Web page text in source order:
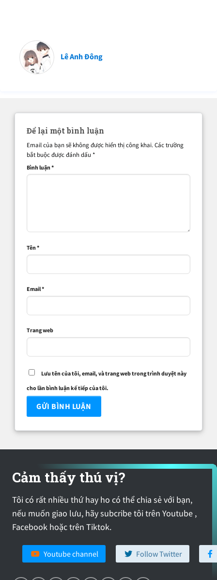
Lê Anh Đông
Để lại một bình luận
Email của bạn sẽ không được hiển thị công khai.Các trường
bắt buộc được đánh dấu *
Bình luận*
Tên*
Email*
Trang web
Lưu tên của tôi, email, và trang web trong trình duyệt này
cho lần bình luận kế tiếp của tôi.
Cảm thấy thú vị?
Tôi có rất nhiều thứ hay ho có thể chia sẻ với bạn,
nếu muốn giao lưu, hãy subcribe tôi trên Youtube ,
Facebook hoặc trên Tiktok.
Youtube channel Follow Twitter